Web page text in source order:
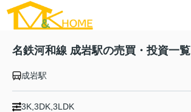
名鉄河和線 成岩駅の売買・投資一覧
成岩駅
3K,3DK,3LDK